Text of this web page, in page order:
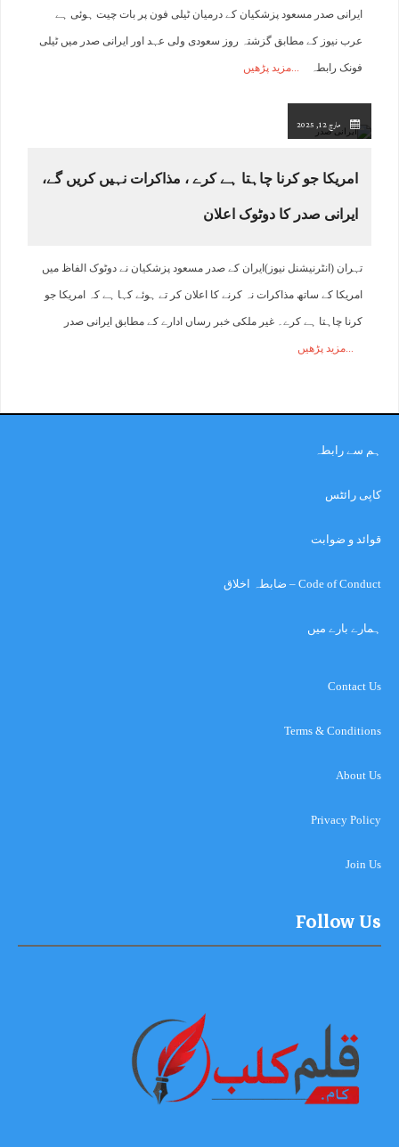
ایرانی صدر مسعود پزشکیان کے درمیان ٹیلی فون پر بات چیت ہوئی ہے
عرب نیوز کے مطابق گزشتہ روز سعودی ولی عہد اور ایرانی صدر میں ٹیلی
فونک رابطہ مزید پڑھیں
مارچ 12, 2025
امریکا جو کرنا چاہتا ہے کرے ، مذاکرات نہیں کریں گے،
ایرانی صدر کا دوٹوک اعلان
تہران (انٹرنیشنل نیوز)ایران کے صدر مسعود پزشکیان نے دوٹوک الفاظ میں
امریکا کے ساتھ مذاکرات نہ کرنے کا اعلان کر تے ہوئے کہا ہے کہ امریکا جو
کرنا چاہتا ہے کرے۔ غیر ملکی خبر رساں ادارے کے مطابق ایرانی صدر
مزید پڑھیں
ہم سے رابطہ
کاپی رائٹس
قوائد و ضوابت
Code of Conduct – ضابطہ اخلاق
ہمارے بارے میں
Contact Us
Terms & Conditions
About Us
Privacy Policy
Join Us
Follow Us